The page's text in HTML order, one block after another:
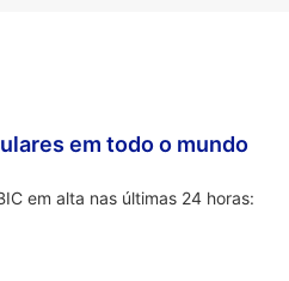
em todo o mundo
em alta nas últimas 24 horas: